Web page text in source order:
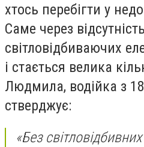
хтось перебігти у
Саме через відсутність
світловідбиваючих
і стається велика
Людмила, водійка з
стверджує:
«Без